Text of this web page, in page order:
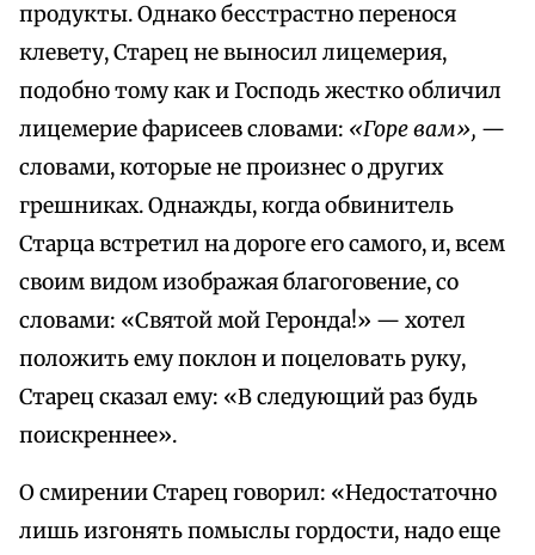
продукты. Однако бесстрастно перенося
клевету, Старец не выносил лицемерия,
подобно тому как и Господь жестко обличил
лицемерие фарисеев словами: «Горе вам», —
словами, которые не произнес о других
грешниках. Однажды, когда обвинитель
Старца встретил на дороге его самого, и, всем
своим видом изображая благоговение, со
словами: «Святой мой Геронда!» — хотел
положить ему поклон и поцеловать руку,
Старец сказал ему: «В следующий раз будь
поискреннее».
О смирении Старец говорил: «Недостаточно
лишь изгонять помыслы гордости, надо еще